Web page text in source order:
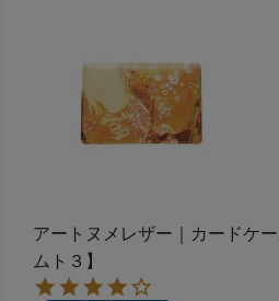
アートヌメレザー｜カードケ
ムト３】